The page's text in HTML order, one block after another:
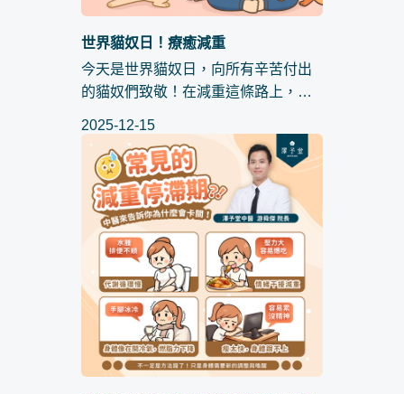
世界貓奴日！療癒減重
今天是世界貓奴日，向所有辛苦付出
的貓奴們致敬！在減重這條路上，心
的療癒力量，教你如何利用擼貓來管
理情緒，讓身心同步健康，走得更長
久。 一、致辛苦的你：貓奴的雙重...
2025-12-15